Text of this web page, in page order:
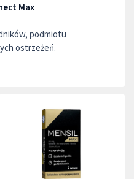
Max
podmiotu
ostrzeżeń.